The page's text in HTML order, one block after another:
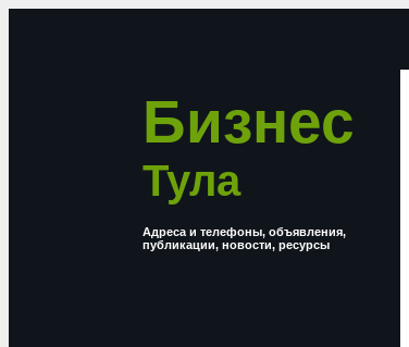
Бизнес
Тула
Адреса и телефоны, объявления,
публикации, новости, ресурсы